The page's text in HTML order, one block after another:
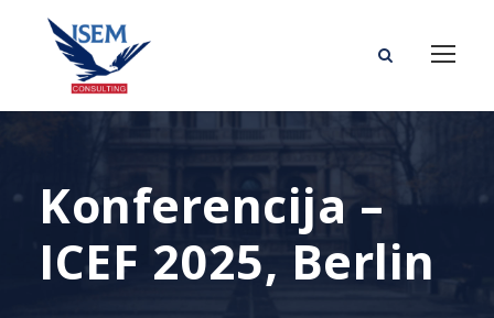
Konferencija –
ICEF 2025, Berlin